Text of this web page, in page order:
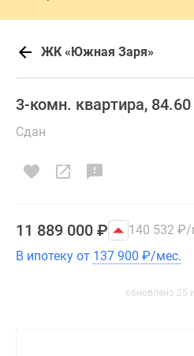
ЖК «Южная Заря»
3-комн. квартира,
Сдан
11 889 000 ₽ 140 532 ₽/
В ипотеку от 137 900 ₽/мес.
обновлено 25